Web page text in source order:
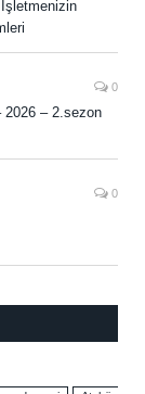
İşletmenizin
0
2026 – 2.sezon
0